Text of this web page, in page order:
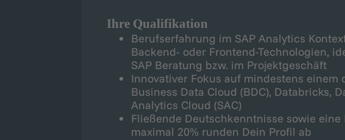
Ihre Qualifikation
Berufserfahrung im SAP Analytics
Backend- oder Frontend-Technologien,
SAP Beratung bzw. im Projektgeschäft
Innovativer Fokus auf mindestens einem
Business Data Cloud (BDC), Databricks,
Analytics Cloud (SAC)
Fließende Deutschkenntnisse sowie
maximal 20% runden Dein Profil ab